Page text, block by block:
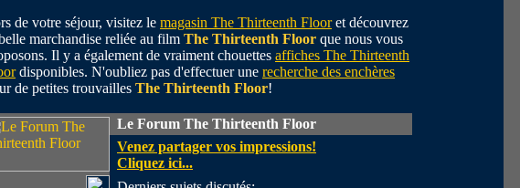
de votre séjour, visitez le magasin The Thirteenth Flooret découvrez
marchandise reliée au film The Thirteenth Floor que nous vous
Il y a également de vraiment chouettes affiches The Thirteenth
disponibles. N'oubliez pas d'effectuer une recherche des enchères
de petites trouvailles The Thirteenth Floor!
Le Forum The Thirteenth Floor
Venez partager vos impressions!
Cliquez ici...